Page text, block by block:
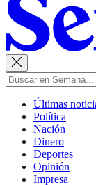
Últimas
Política
Nación
Dinero
Deportes
Opinión
Impresa